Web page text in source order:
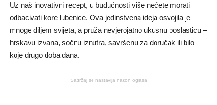
Uz naš inovativni recept, u ​​budućnosti više nećete morati
odbacivati ​​kore lubenice. Ova jedinstvena ideja osvojila je
mnoge diljem svijeta, a pruža nevjerojatno ukusnu poslasticu –
hrskavu izvana, sočnu iznutra, savršenu za doručak ili bilo
koje drugo doba dana.
Sadržaj se nastavlja nakon oglasa